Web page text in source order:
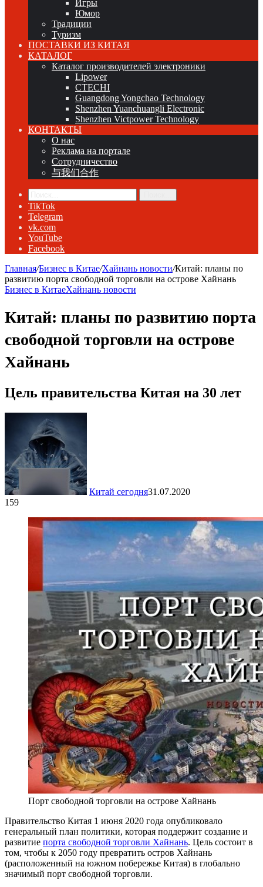
Игры
Юмор
Традиции
Туризм
ПОСТАВКИ ИЗ КИТАЯ
КАТАЛОГ
Каталог производителей электроники
Lipower
CTECHI
Guangdong Yongchao Technology
Shenzhen Yuanchuangli Electronic
Shenzhen Victpower Technology
КОНТАКТЫ
О нас
Реклама на портале
Сотрудничество
与我们合作
TikTok
Telegram
vk.com
YouTube
Facebook
Главная/Бизнес в Китае/Хайнань новости/Китай: планы по
развитию порта свободной торговли на острове Хайнань
Бизнес в КитаеХайнань новости
Китай: планы по развитию порта
свободной торговли на острове
Хайнань
Цель правительства Китая на 30 лет
Китай сегодня31.07.2020
159
Порт свободной торговли на острове Хайнань
Правительство Китая 1 июня 2020 года опубликовало
генеральный план политики, которая поддержит создание и
развитие порта свободной торговли Хайнань. Цель состоит в
том, чтобы к 2050 году превратить остров Хайнань
(расположенный на южном побережье Китая) в глобально
значимый порт свободной торговли.